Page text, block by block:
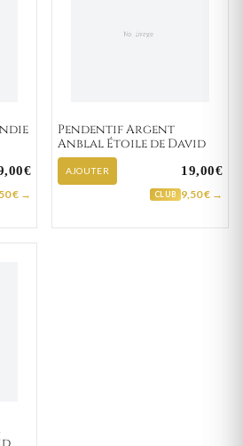
€ →
Pendentif Argent
Anblal Étoile de David
AJOUTER 19,00€
CLUB 9,50 € →